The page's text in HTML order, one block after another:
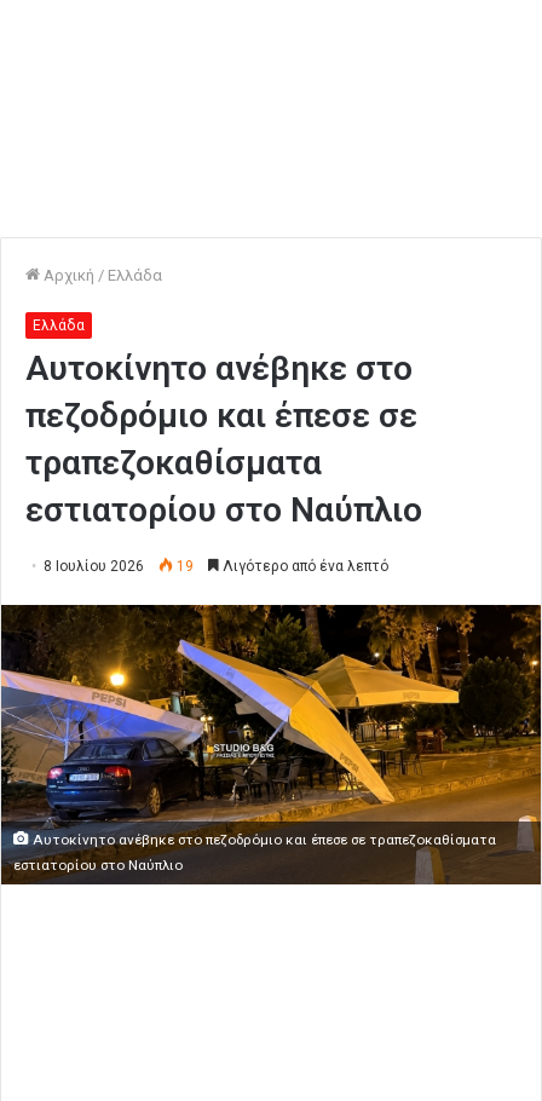
Αρχική / Ελλάδα
Ελλάδα
Αυτοκίνητο ανέβηκε στο
πεζοδρόμιο και έπεσε σε
τραπεζοκαθίσματα
εστιατορίου στο Ναύπλιο
8 Ιουλίου 2026 19 Λιγότερο από ένα λεπτό
Αυτοκίνητο ανέβηκε στο πεζοδρόμιο και έπεσε σε τραπεζοκαθίσματα
εστιατορίου στο Ναύπλιο